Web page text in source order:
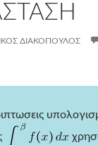
ΔΙΑΚΌΠΟΥΛΟΣ